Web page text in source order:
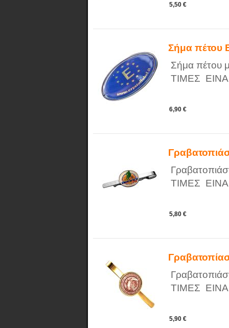
5,50 €
Σήμα πέτου
Σήμα πέτου
ΤΙΜΕΣ
6,90 €
ΤΙΜΕΣ
5,80 €
ΤΙΜΕΣ
5,90 €